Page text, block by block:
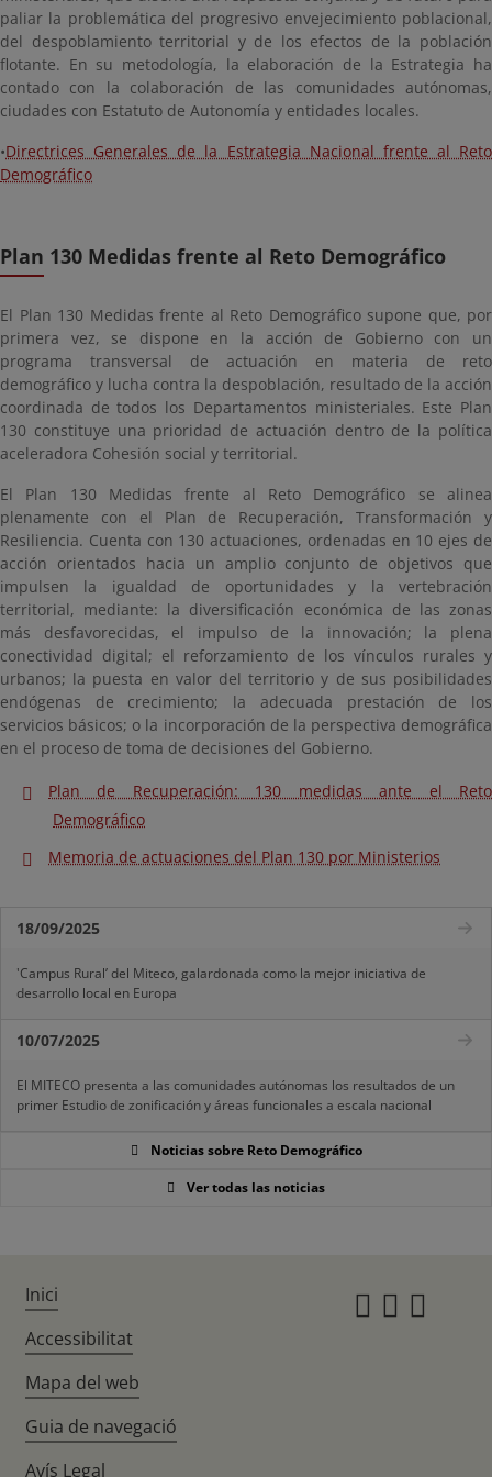
paliar la problemática del progresivo envejecimiento poblacional,
del despoblamiento territorial y de los efectos de la población
flotante. En su metodología, la elaboración de la Estrategia ha
contado con la colaboración de las comunidades autónomas,
ciudades con Estatuto de Autonomía y entidades locales.
•Directrices Generales de la Estrategia Nacional frente al Reto
Demográfico
Plan 130 Medidas frente al Reto Demográfico
El Plan 130 Medidas frente al Reto Demográfico supone que, por
primera vez, se dispone en la acción de Gobierno con un
programa transversal de actuación en materia de reto
demográfico y lucha contra la despoblación, resultado de la acción
coordinada de todos los Departamentos ministeriales. Este Plan
130 constituye una prioridad de actuación dentro de la política
aceleradora Cohesión social y territorial.
El Plan 130 Medidas frente al Reto Demográfico se alinea
plenamente con el Plan de Recuperación, Transformación y
Resiliencia. Cuenta con 130 actuaciones, ordenadas en 10 ejes de
acción orientados hacia un amplio conjunto de objetivos que
impulsen la igualdad de oportunidades y la vertebración
territorial, mediante: la diversificación económica de las zonas
más desfavorecidas, el impulso de la innovación; la plena
conectividad digital; el reforzamiento de los vínculos rurales y
urbanos; la puesta en valor del territorio y de sus posibilidades
endógenas de crecimiento; la adecuada prestación de los
servicios básicos; o la incorporación de la perspectiva demográfica
en el proceso de toma de decisiones del Gobierno.
Plan de Recuperación: 130 medidas ante el Reto
Demográfico
Memoria de actuaciones del Plan 130 por Ministerios
18/09/2025
'Campus Rural’ del Miteco, galardonada como la mejor iniciativa de
desarrollo local en Europa
10/07/2025
El MITECO presenta a las comunidades autónomas los resultados de un
primer Estudio de zonificación y áreas funcionales a escala nacional
Noticias sobre Reto Demográfico
Ver todas las noticias
Inici
Accessibilitat
Mapa del web
Guia de navegació
Avís Legal